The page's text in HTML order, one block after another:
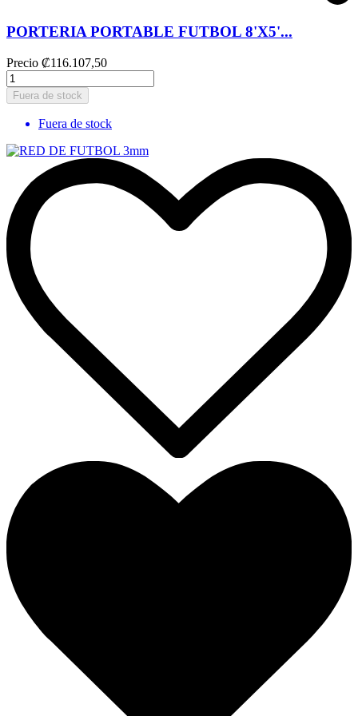
PORTERIA PORTABLE FUTBOL 8'X5'...
Precio ₡116.107,50
Fuera de stock
Fuera de stock